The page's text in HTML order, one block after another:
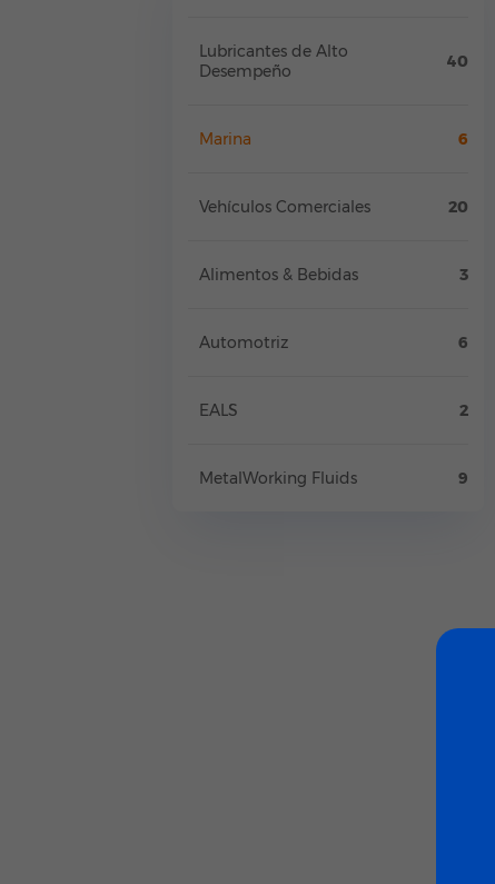
Lubricantes de Alto
Desempeño
40
Marina 6
Vehículos Comerciales 20
Alimentos & Bebidas 3
Automotriz 6
EAL´S 2
MetalWorking Fluids 9